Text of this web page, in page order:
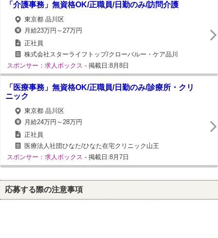
「介護事務」無資格OK/正職員/日勤のみ/訪問介護
東京都 品川区
月給23万円～27万円
正社員
株式会社スターライフトップ/クローバルー・ケア品川
スポンサー：求人ボックス - 掲載日:8月8日
「医療事務」無資格OK/正職員/日勤のみ/診療所・クリ
ニック
東京都 品川区
月給24万円～28万円
正社員
医療法人社団ひなた/ひなた在宅クリニック山王
スポンサー：求人ボックス - 掲載日:8月7日
応募する際の注意事項